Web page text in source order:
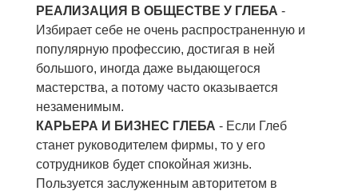
РЕАЛИЗАЦИЯ В ОБЩЕСТВЕ У ГЛЕБА -
Избирает себе не очень распространенную и
популярную профессию, достигая в ней
большого, иногда даже выдающегося
мастерства, а потому часто оказывается
незаменимым.
КАРЬЕРА И БИЗНЕС ГЛЕБА - Если Глеб
станет руководителем фирмы, то у его
сотрудников будет спокойная жизнь.
Пользуется заслуженным авторитетом в